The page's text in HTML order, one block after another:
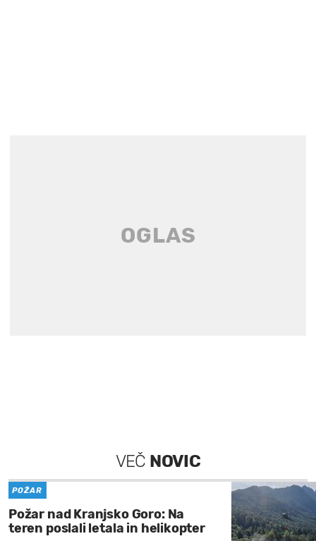
VEČ NOVIC
POŽAR
Požar nad Kranjsko Goro: Na
teren poslali letala in helikopter